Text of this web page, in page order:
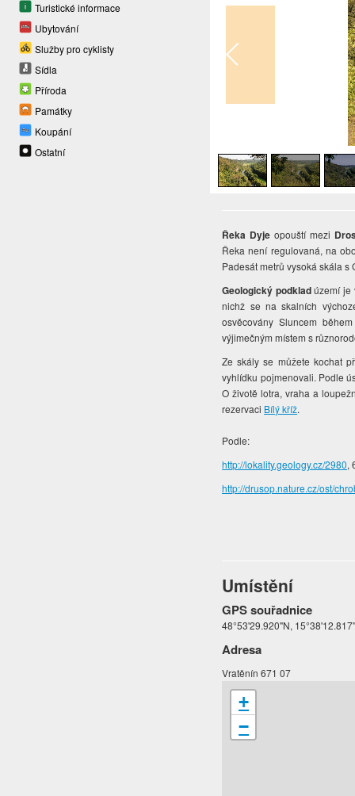
Turistické informace
Ubytování
Služby pro cyklisty
Sídla
Příroda
Památky
Koupání
Ostatní
Řeka Dyje opouští mezi
Řeka není regulovaná, na
Padesát metrů vysoká skála
Geologický podkladúzemí je
nichž se na skalních
osvěcovány Sluncem
výjimečným místem s
Ze skály se můžete kochat
vyhlídku pojmenovali. Podle
O životě lotra, vraha a
rezervaci Bílý kříž.
Podle:
http://lokality.geology.cz/2980,
http://drusop.nature.cz/ost/
Umístění
GPS souřadnice
48°53'29.920"N,
Adresa
Vratěnín 671 07
+
−